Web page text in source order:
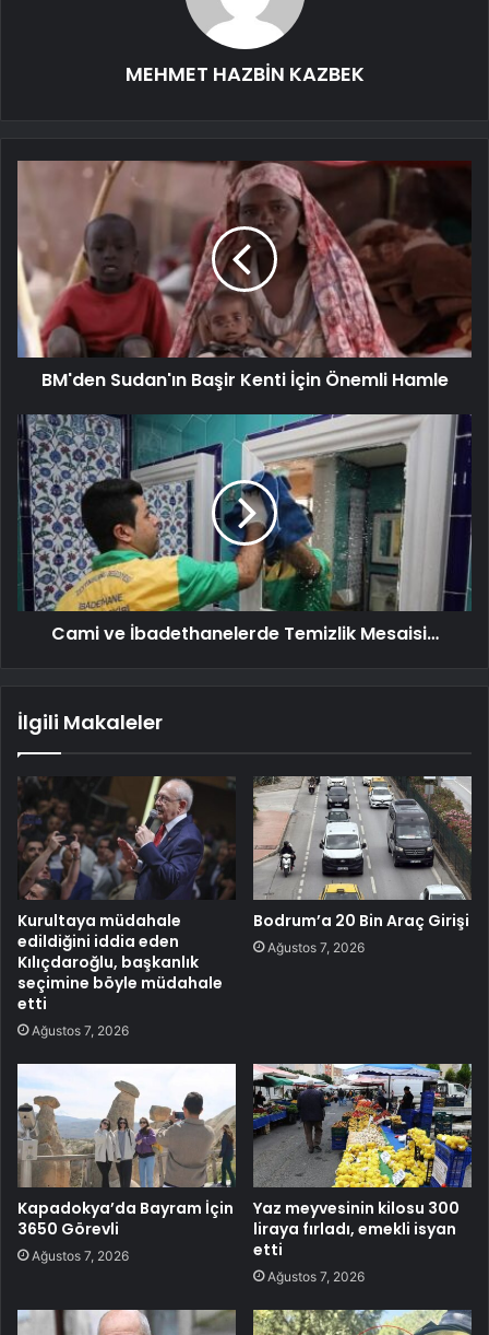
MEHMET HAZBİN KAZBEK
BM'den Sudan'ın Başir Kenti İçin Önemli Hamle
Cami ve İbadethanelerde Temizlik Mesaisi…
İlgili Makaleler
Kurultaya müdahale
edildiğini iddia eden
Kılıçdaroğlu, başkanlık
seçimine böyle müdahale
etti
Ağustos 7, 2026
Bodrum’a 20 Bin Araç Girişi
Ağustos 7, 2026
Kapadokya’da Bayram İçin
3650 Görevli
Ağustos 7, 2026
Yaz meyvesinin kilosu 300
liraya fırladı, emekli isyan
etti
Ağustos 7, 2026